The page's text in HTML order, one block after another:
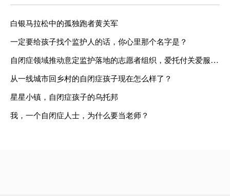
白银马拉松中的孤独跑者黄关军
一定要给孩子找个监护人的话，你心里那个名字是？
自闭症领域推动意定监护落地的志愿者组织，爱托付关爱服务中心
从一线城市回乡村的自闭症孩子现在怎么样了？
星星小镇，自闭症孩子的乌托邦
我，一个自闭症人士，为什么要当老师？